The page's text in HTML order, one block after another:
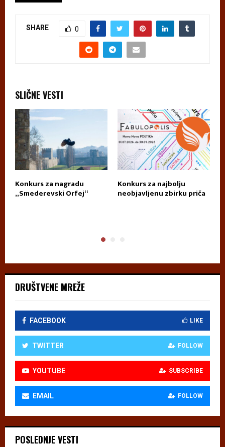
SHARE 0
SLIČNE VESTI
Konkurs za nagradu
„Smederevski Orfej“
Konkurs za najbolju
neobjavljenu zbirku priča
DRUŠTVENE MREŽE
FACEBOOK LIKE
TWITTER FOLLOW
YOUTUBE SUBSCRIBE
EMAIL FOLLOW
POSLEDNJE VESTI